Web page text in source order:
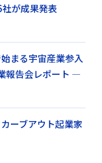
が成果発表
まる宇宙産業参入
報告会レポート ―
ーブアウト起業家